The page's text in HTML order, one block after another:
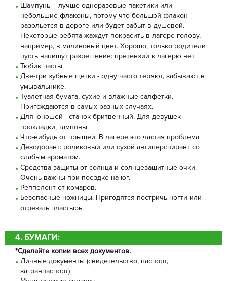
Шампунь – лучше одноразовые пакетики или
небольшие флаконы, потому что большой флакон
разольется в дороге или будет забыт в душевой.
Некоторые ребята жаждут покрасить в лагере голову,
например, в малиновый цвет. Хорошо, только родители
пусть напишут разрешение: претензий к лагерю нет.
Тюбик пасты.
Две-три зубные щетки - одну часто теряют, забывают в
умывальнике.
Туалетная бумага, сухие и влажные салфетки.
Пригождаются в самых разных случаях.
Для юношей - станок бритвенный. Для девушек –
прокладки, тампоны.
Что-нибудь от прыщей. В лагере это частая проблема.
Дезодорант: роликовый или сухой антиперспирант со
слабым ароматом.
Средства защиты от солнца и солнцезащитные очки.
Очень важны при поездке на юг.
Реппелент от комаров.
Безопасные ножницы. Пригодятся постричь ногти или
отрезать пластырь.
4. БУМАГИ:
*Сделайте копии всех документов.
Личные документы (свидетельство, паспорт,
загранпаспорт)